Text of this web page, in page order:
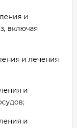
и
включая
и лечения
и
и